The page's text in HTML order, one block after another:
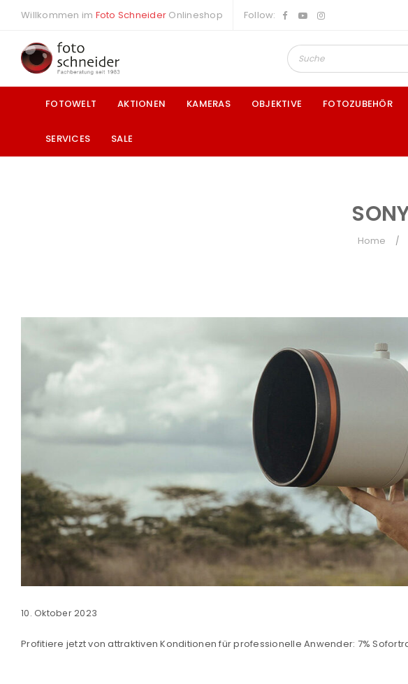
Willkommen im Foto Schneider Onlineshop Follow:
FOTOWELT AKTIONEN KAMERAS OBJEKTIVE FOTOZUBEHÖR
SERVICES SALE
Home /
10. Oktober 2023
Profitiere jetzt von attraktiven Konditionen für professionelle Anwender: 7%